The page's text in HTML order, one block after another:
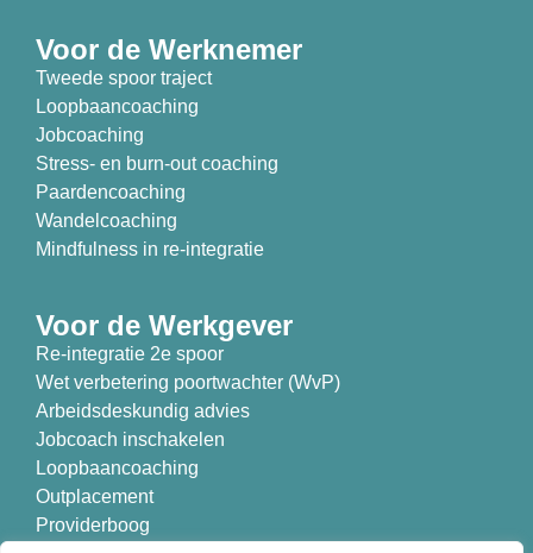
Voor de Werknemer
Tweede spoor traject
Loopbaancoaching
Jobcoaching
Stress- en burn-out coaching
Paardencoaching
Wandelcoaching
Mindfulness in re-integratie
Voor de Werkgever
Re-integratie 2e spoor
Wet verbetering poortwachter (WvP)
Arbeidsdeskundig advies
Jobcoach inschakelen
Loopbaancoaching
Outplacement
Providerboog